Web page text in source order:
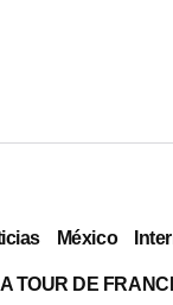
México
TOUR DE